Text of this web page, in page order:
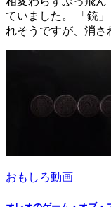
ていました。 「銃
れそうですが、消さ
おもしろ動画